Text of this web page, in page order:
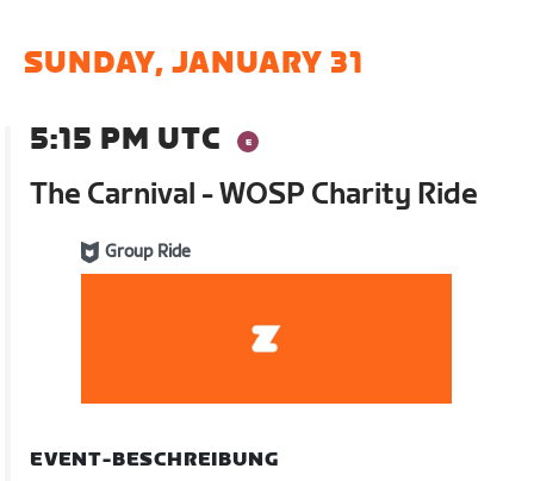
SUNDAY, JANUARY 31
5:15 PM UTC
The Carnival - WOSP Charity Ride
Group Ride
EVENT-BESCHREIBUNG